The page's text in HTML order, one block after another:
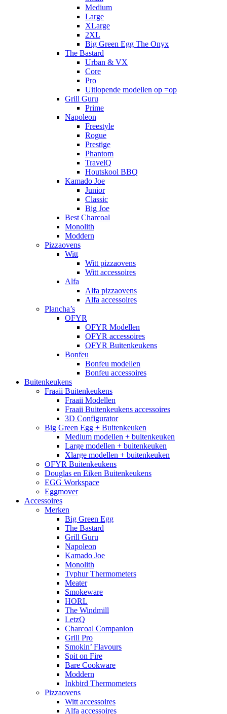
Medium
Large
XLarge
2XL
Big Green Egg The Onyx
The Bastard
Urban & VX
Core
Pro
Uitlopende modellen op =op
Grill Guru
Prime
Napoleon
Freestyle
Rogue
Prestige
Phantom
TravelQ
Houtskool BBQ
Kamado Joe
Junior
Classic
Big Joe
Best Charcoal
Monolith
Moddern
Pizzaovens
Witt
Witt pizzaovens
Witt accessoires
Alfa
Alfa pizzaovens
Alfa accessoires
Plancha’s
OFYR
OFYR Modellen
OFYR accessoires
OFYR Buitenkeukens
Bonfeu
Bonfeu modellen
Bonfeu accessoires
Buitenkeukens
Fraaii Buitenkeukens
Fraaii Modellen
Fraaii Buitenkeukens accessoires
3D Configurator
Big Green Egg + Buitenkeuken
Medium modellen + buitenkeuken
Large modellen + buitenkeuken
Xlarge modellen + buitenkeuken
OFYR Buitenkeukens
Douglas en Eiken Buitenkeukens
EGG Workspace
Eggmover
Accessoires
Merken
Big Green Egg
The Bastard
Grill Guru
Napoleon
Kamado Joe
Monolith
Typhur Thermometers
Meater
Smokeware
HORL
The Windmill
LetzQ
Charcoal Companion
Grill Pro
Smokin’ Flavours
Spit on Fire
Bare Cookware
Moddern
Inkbird Thermometers
Pizzaovens
Witt accessoires
Alfa accessoires